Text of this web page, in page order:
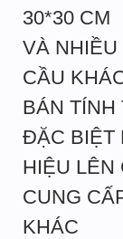
30*30 CM
VÀ
CẦU
BÁN TÍNH
ĐẶC BIỆT
HIỆU LÊN
CUNG
KHÁC